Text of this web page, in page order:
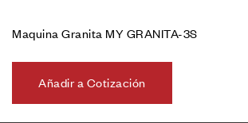
Maquina Granita MY GRANITA-3S
Añadir a Cotización